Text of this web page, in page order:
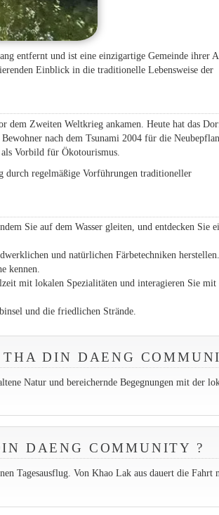
entfernt und ist eine einzigartige Gemeinde ihrer
Einblick in die traditionelle Lebensweise der
dem Zweiten Weltkrieg ankamen. Heute hat das
nach dem Tsunami 2004 für die
Vorbild für Ökotourismus.
durch regelmäßige Vorführungen traditioneller
Sie auf dem Wasser gleiten, und entdecken Sie
und natürlichen Färbetechniken herstellen.
kennen.
mit lokalen Spezialitäten und interagieren Sie mit
und die friedlichen Strände.
DIN DAENG
Natur und bereichernde Begegnungen mit der
DAENG COMMUNITY ?
Tagesausflug. Von Khao Lak aus dauert die Fahrt